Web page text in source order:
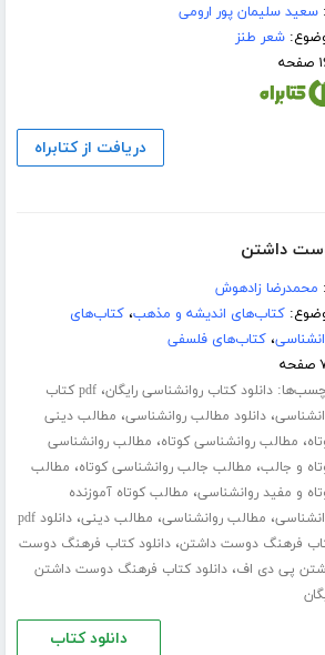
سعید سلیمان پور ارومی
شعر طنز
دریافت از کتابراه
داشتن
محمدرضا زادهوش
کتاب‌های اندیشه و مذهب،کتاب‌های
،کتاب‌های فلسفی
دانلود کتاب روانشناسی رایگان،
pdf کتاب
،دانلود مطالب روانشناسی، مطالب دینی
، مطالب روانشناسی کوتاه، مطالب روانشناسی
و جالب، مطالب جالب روانشناسی کوتاه، مطالب
و مفید روانشناسی، مطالب کوتاه آموزنده
، مطالب روانشناسی، مطالب دینی،
دانلود pdf
فرهنگ دوست داشتن،دانلود کتاب فرهنگ دوست
پی دی اف،دانلود کتاب فرهنگ دوست داشتن
دانلود کتاب